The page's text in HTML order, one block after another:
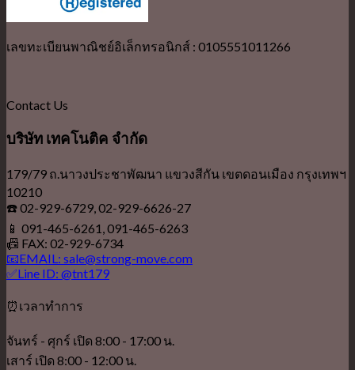
เลขทะเบียนพาณิชย์อิเล็กทรอนิกส์ : 0105551011266
Contact Us
บริษัท เทคโนติค จำกัด
179/79 ถ.นาวงประชาพัฒนา แขวงสีกัน เขตดอนเมือง กรุงเทพฯ
10210
☎️ 02-929-6729, 02-929-6626-27
📱 091-465-6261, 091-465-6263
📠 FAX: 02-929-6734
📧EMAIL: sale@strong-move.com
✅Line ID: @tnt179
⏰เวลาทำการ
จันทร์ - ศุกร์ เปิด 8:00 - 17:00 น.
เสาร์ เปิด 8:00 - 12:00 น.